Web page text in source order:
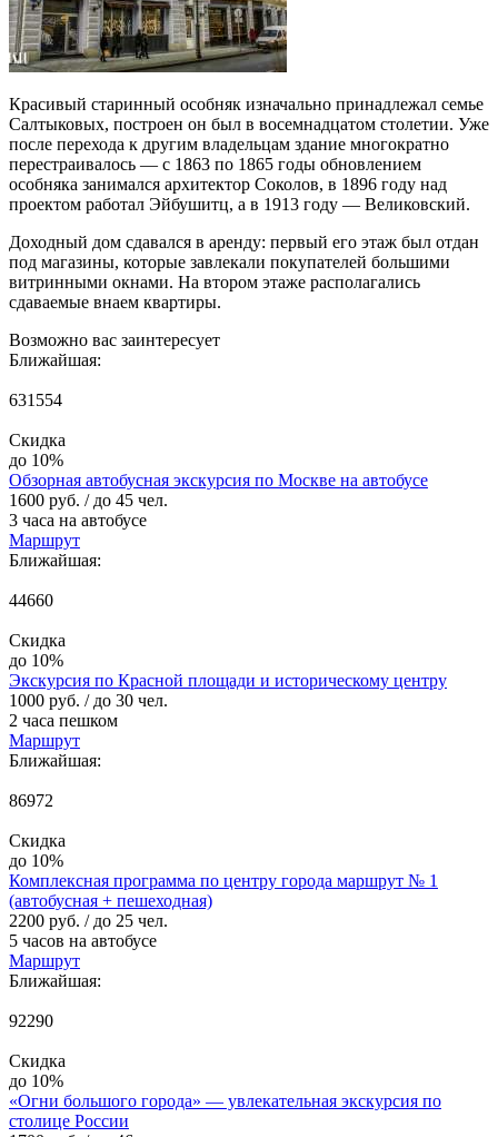
Красивый старинный особняк изначально принадлежал семье
Салтыковых, построен он был в восемнадцатом столетии. Уже
после перехода к другим владельцам здание многократно
перестраивалось — с 1863 по 1865 годы обновлением
особняка занимался архитектор Соколов, в 1896 году над
проектом работал Эйбушитц, а в 1913 году — Великовский.
Доходный дом сдавался в аренду: первый его этаж был отдан
под магазины, которые завлекали покупателей большими
витринными окнами. На втором этаже располагались
сдаваемые внаем квартиры.
Возможно вас заинтересует
Ближайшая:
631554
Скидка
до 10%
Обзорная автобусная экскурсия по Москве на автобусе
1600 руб. / до 45 чел.
3 часа на автобусе
Маршрут
Ближайшая:
44660
Скидка
до 10%
Экскурсия по Красной площади и историческому центру
1000 руб. / до 30 чел.
2 часа пешком
Маршрут
Ближайшая:
86972
Скидка
до 10%
Комплексная программа по центру города маршрут № 1
(автобусная + пешеходная)
2200 руб. / до 25 чел.
5 часов на автобусе
Маршрут
Ближайшая:
92290
Скидка
до 10%
«Огни большого города» — увлекательная экскурсия по
столице России